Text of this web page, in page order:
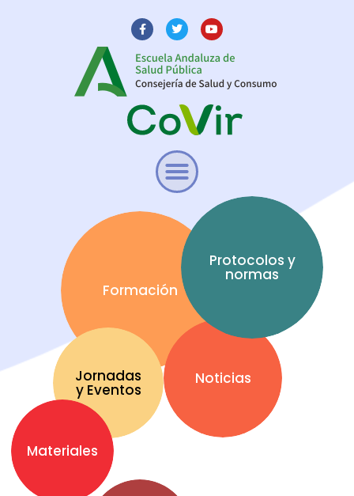
Formación
Protocolos y
normas
Materiales
Jornadas
y Eventos
Noticias